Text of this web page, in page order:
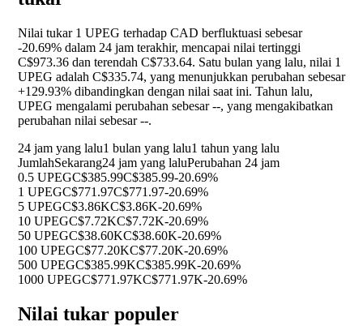
Nilai tukar 1 UPEG terhadap CAD berfluktuasi sebesar
-20.69% dalam 24 jam terakhir, mencapai nilai tertinggi
C$973.36 dan terendah C$733.64. Satu bulan yang lalu, nilai 1
UPEG adalah C$335.74, yang menunjukkan perubahan sebesar
+129.93% dibandingkan dengan nilai saat ini. Tahun lalu,
UPEG mengalami perubahan sebesar--, yang mengakibatkan
perubahan nilai sebesar--.
24 jam yang lalu1 bulan yang lalu1 tahun yang lalu
JumlahSekarang24 jam yang laluPerubahan 24 jam
0.5 UPEGC$385.99C$385.99-20.69%
1 UPEGC$771.97C$771.97-20.69%
5 UPEGC$3.86KC$3.86K-20.69%
10 UPEGC$7.72KC$7.72K-20.69%
50 UPEGC$38.60KC$38.60K-20.69%
100 UPEGC$77.20KC$77.20K-20.69%
500 UPEGC$385.99KC$385.99K-20.69%
1000 UPEGC$771.97KC$771.97K-20.69%
Nilai tukar populer